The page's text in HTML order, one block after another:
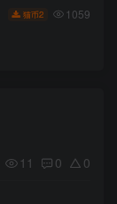
猫币2 1059
11 0 0